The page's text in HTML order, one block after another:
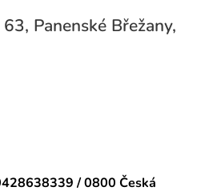
Panenské Břežany,
/ 0800 Česká